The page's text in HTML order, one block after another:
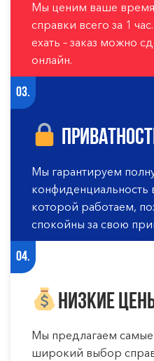
Мы ценим ваше
справки всего за 1
ехать – заказ можно
онлайн.
03.
Мы гарантируем
которой работаем,
спокойны за свою
04.
Низкие
Мы предлагаем
широкий выбор